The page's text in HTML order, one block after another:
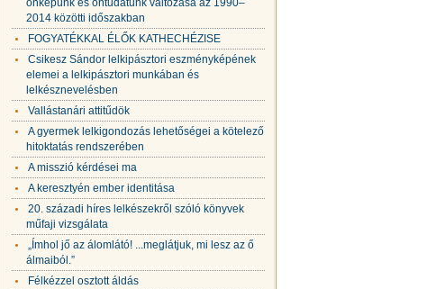
önképünk és öntudatunk változása az 1990–
2014 közötti időszakban
FOGYATÉKKAL ÉLŐK KATHECHÉZISE
Csikesz Sándor lelkipásztori eszményképének
elemei a lelkipásztori munkában és
lelkésznevelésben
Vallástanári attitűdök
A gyermek lelkigondozás lehetőségei a kötelező
hitoktatás rendszerében
A misszió kérdései ma
A keresztyén ember identitása
20. századi híres lelkészekről szóló könyvek
műfaji vizsgálata
„Ímhol jő az álomlátó! ...meglátjuk, mi lesz az ő
álmaiból.”
Félkézzel osztott áldás